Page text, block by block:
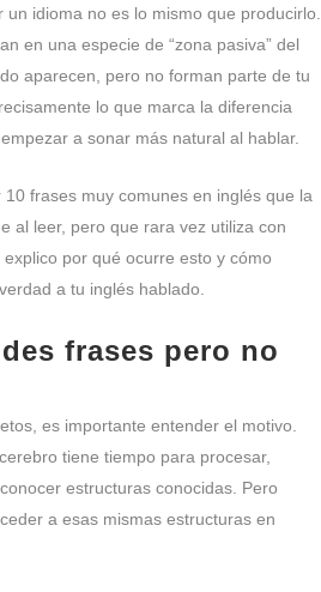
idioma no es lo mismo que producirlo.
en una especie de “zona pasiva” del
aparecen, pero no forman parte de tu
lo que marca la diferencia
a sonar más natural al hablar.
frases muy comunes en inglés que la
al leer, pero que rara vez utiliza con
por qué ocurre esto y cómo
a tu inglés hablado.
frases pero no
es importante entender el motivo.
tiene tiempo para procesar,
estructuras conocidas. Pero
a esas mismas estructuras en